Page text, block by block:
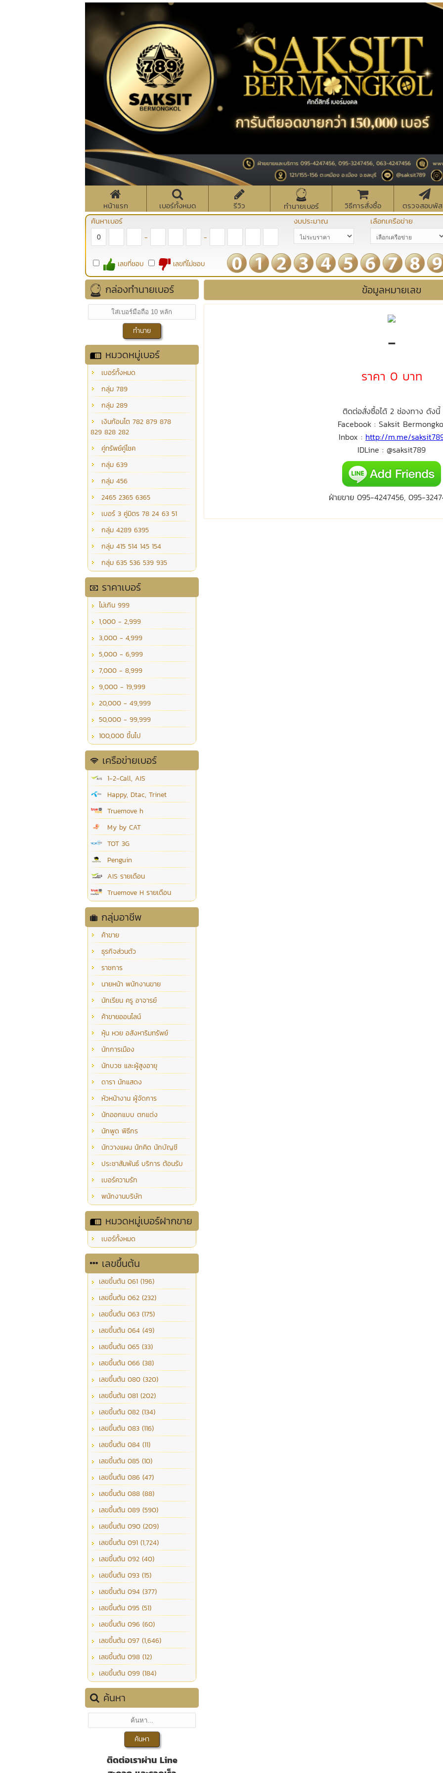
หน้าแรก เบอร์ทั้งหมด รีวิว ทำนายเบอร์ วิธีการสั่งซื้อ
ตรวจสอบพั
ค้นหาเบอร์
- -
งบประมาณ เลือกเครือข่าย
เลขที่ชอบ เลขที่ไม่ชอบ
กล่องทำนายเบอร์
หมวดหมู่เบอร์
เบอร์ทั้งหมด
กลุ่ม 789
กลุ่ม 289
เงินก้อนโต 782 879 878
829 828 282
คู่ทรัพย์คู่โชค
กลุ่ม 639
กลุ่ม 456
2465 2365 6365
เบอร์ 3 คู่มิตร 78 24 63 51
กลุ่ม 4289 6395
กลุ่ม 415 514 145 154
กลุ่ม 635 536 539 935
ราคาเบอร์
ไม่เกิน 999
1,000 - 2,999
3,000 - 4,999
5,000 - 6,999
7,000 - 8,999
9,000 - 19,999
20,000 - 49,999
50,000 - 99,999
100,000 ขึ้นไป
เครือข่ายเบอร์
1-2-Call, AIS
Happy, Dtac, Trinet
Truemove h
My by CAT
TOT 3G
Penguin
AIS รายเดือน
Truemove H รายเดือน
กลุ่มอาชีพ
ค้าขาย
ธุรกิจส่วนตัว
ราชการ
นายหน้า พนักงานขาย
นักเรียน ครู อาจารย์
ค้าขายออนไลน์
หุ้น หวย อสังหาริมทรัพย์
นักการเมือง
นักบวช และผู้สูงอายุ
ดารา นักแสดง
หัวหน้างาน ผู้จัดการ
นักออกแบบ ตกแต่ง
นักพูด พิธีกร
นักวางแผน นักคิด นักบัญชี
ประชาสัมพันธ์ บริการ ต้อนรับ
เบอร์ความรัก
พนักงานบริษัท
หมวดหมู่เบอร์ฝากขาย
เบอร์ทั้งหมด
เลขขึ้นต้น
เลขขึ้นต้น 061 (196)
เลขขึ้นต้น 062 (232)
เลขขึ้นต้น 063 (175)
เลขขึ้นต้น 064 (49)
เลขขึ้นต้น 065 (33)
เลขขึ้นต้น 066 (38)
เลขขึ้นต้น 080 (320)
เลขขึ้นต้น 081 (202)
เลขขึ้นต้น 082 (134)
เลขขึ้นต้น 083 (116)
เลขขึ้นต้น 084 (11)
เลขขึ้นต้น 085 (10)
เลขขึ้นต้น 086 (47)
เลขขึ้นต้น 088 (88)
เลขขึ้นต้น 089 (590)
เลขขึ้นต้น 090 (209)
เลขขึ้นต้น 091 (1,724)
เลขขึ้นต้น 092 (40)
เลขขึ้นต้น 093 (15)
เลขขึ้นต้น 094 (377)
เลขขึ้นต้น 095 (51)
เลขขึ้นต้น 096 (60)
เลขขึ้นต้น 097 (1,646)
เลขขึ้นต้น 098 (12)
เลขขึ้นต้น 099 (184)
ค้นหา
ติดต่อเราผ่าน Line
ข้อมูลหมายเลข
-
ราคา 0 บาท
ติดต่อสั่งซื้อได้ 2 ช่องทาง ดังนี้
Facebook : Saksit
Inbox : http://m.me/
IDLine : @saksit789
ฝ่ายขาย 095-4247456, 095-